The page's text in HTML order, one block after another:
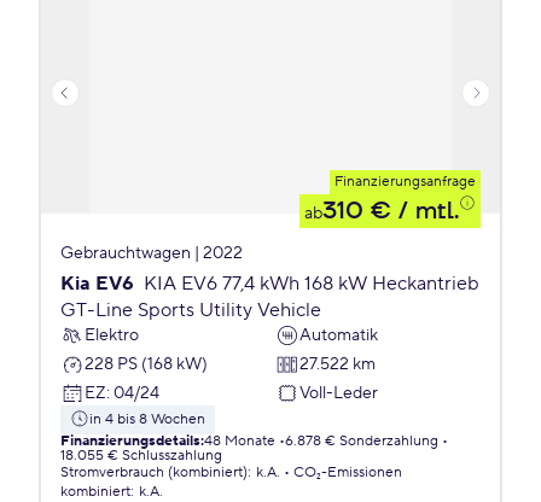
Finanzierungsanfrage
ab310 € / mtl.
Gebrauchtwagen | 2022
Kia EV6 KIA EV6 77,4 kWh 168 kW Heckantrieb
GT-Line Sports Utility Vehicle
Elektro
Automatik
228 PS (168 kW)
27.522 km
EZ: 04/24 Voll-Leder
in 4 bis 8 Wochen
Finanzierungsdetails:48 Monate 6.878 € Sonderzahlung
18.055 € Schlusszahlung
Stromverbrauch (kombiniert): k.A.
CO₂-Emissionen
kombiniert: k.A.